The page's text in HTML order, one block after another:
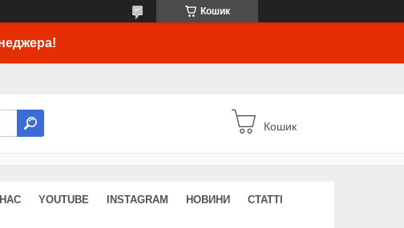
Кошик
Кошик
YOUTUBE INSTAGRAM НОВИНИ СТАТТІ